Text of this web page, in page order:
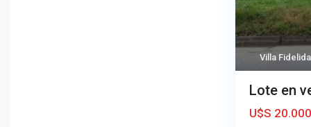
Villa
Lote en
U$S 20.000